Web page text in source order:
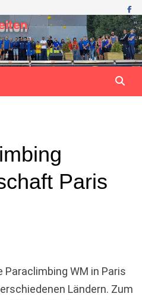
Paris
Paraclimbing WM in Paris
Ländern. Zum